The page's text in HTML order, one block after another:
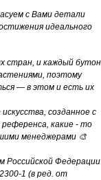
с Вами детали
идеального
стран, и каждый бутон
поэтому
— в этом и есть их
созданное с
какие - то
менеджерами 🎨
Российской Федерации
1 (в ред. от